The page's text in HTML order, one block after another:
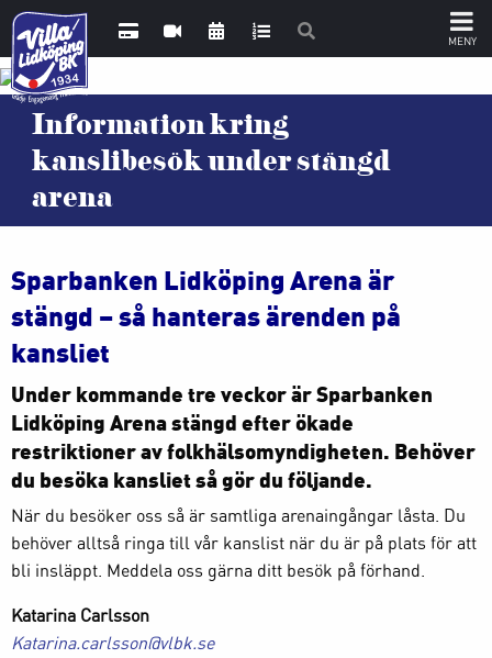
Information kring
kanslibesök under stängd
arena
Sparbanken Lidköping Arena är
stängd – så hanteras ärenden på
kansliet
Under kommande tre veckor är Sparbanken
Lidköping Arena stängd efter ökade
restriktioner av folkhälsomyndigheten. Behöver
du besöka kansliet så gör du följande.
När du besöker oss så är samtliga arenaingångar låsta. Du
behöver alltså ringa till vår kanslist när du är på plats för att
bli insläppt. Meddela oss gärna ditt besök på förhand.
Katarina Carlsson
Katarina.carlsson@vlbk.se